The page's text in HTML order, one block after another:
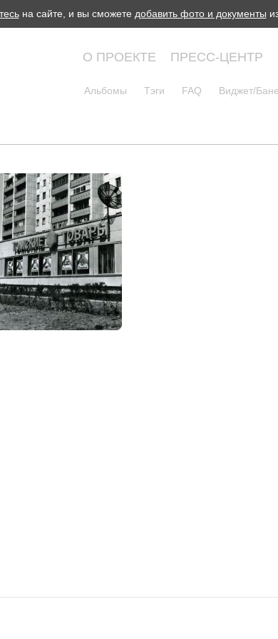
на сайте, и вы сможете добавить фото и документы
О ПРОЕКТЕ ПРЕСС-ЦЕНТР
Альбомы Тэги FAQ Виджет/